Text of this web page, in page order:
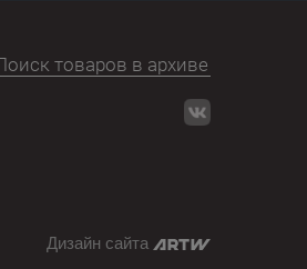
Дизайн сайта